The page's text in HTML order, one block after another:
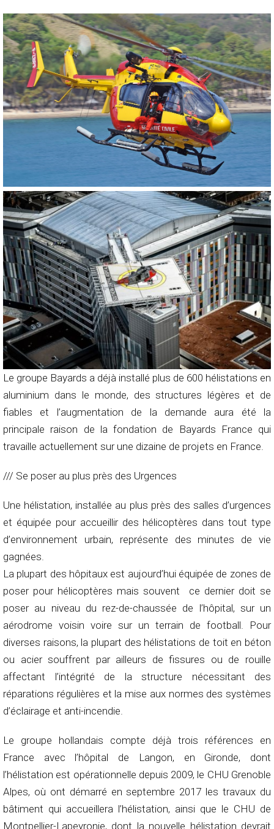
Le groupe Bayards a déjà installé plus de 600 hélistations en
aluminium dans le monde, des structures légères et de
fiables et l’augmentation de la demande aura été la
principale raison de la fondation de Bayards France qui
travaille actuellement sur une dizaine de projets en France.
/// Se poser au plus près des Urgences
Une hélistation, installée au plus près des salles d’urgences
et équipée pour accueillir des hélicoptères dans tout type
d’environnement urbain, représente des minutes de vie
gagnées.
La plupart des hôpitaux est aujourd’hui équipée de zones de
poser pour hélicoptères mais souvent ce dernier doit se
poser au niveau du rez-de-chaussée de l’hôpital, sur un
aérodrome voisin voire sur un terrain de football. Pour
diverses raisons, la plupart des hélistations de toit en béton
ou acier souffrent par ailleurs de fissures ou de rouille
affectant l’intégrité de la structure nécessitant des
réparations régulières et la mise aux normes des systèmes
d’éclairage et anti-incendie.
Le groupe hollandais compte déjà trois références en
France avec l’hôpital de Langon, en Gironde, dont
l’hélistation est opérationnelle depuis 2009, le CHU Grenoble
Alpes, où ont démarré en septembre 2017 les travaux du
bâtiment qui accueillera l’hélistation, ainsi que le CHU de
Montpellier-Lapeyronie, dont la nouvelle hélistation devrait